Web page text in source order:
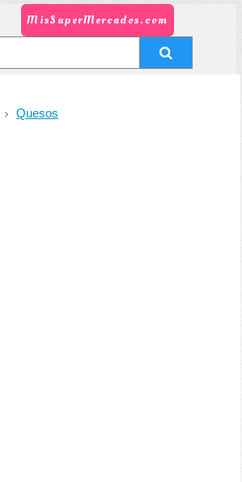
MisSuperMercados.com
Quesos